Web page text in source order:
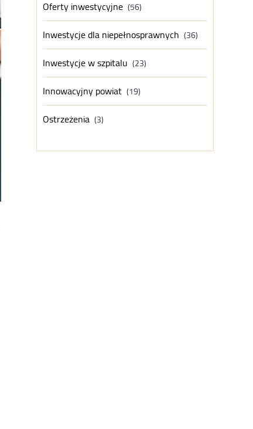
Oferty inwestycyjne (56)
Inwestycje dla niepełnosprawnych (36)
Inwestycje w szpitalu (23)
Innowacyjny powiat (19)
Ostrzeżenia (3)